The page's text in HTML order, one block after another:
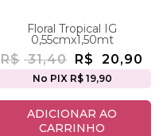
Floral Tropical IG
0,55cmx1,50mt
R$ 31,40 R$ 20,90
No PIX R$ 19,90
ADICIONAR AO
CARRINHO